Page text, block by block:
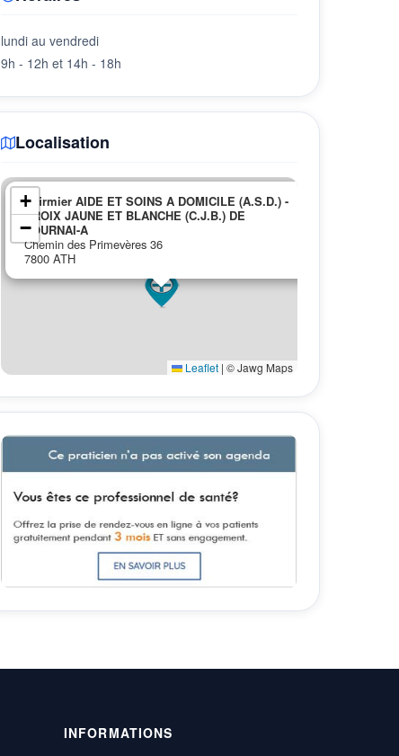
lundi au vendredi
9h - 12h et 14h - 18h
Localisation
Infirmier AIDE ET SOINS A DOMICILE (A.S.D.) -
CROIX JAUNE ET BLANCHE (C.J.B.) DE
TOURNAI-A
Chemin des Primevères 36
7800 ATH
+
−
Leaflet | © Jawg Maps
INFORMATIONS